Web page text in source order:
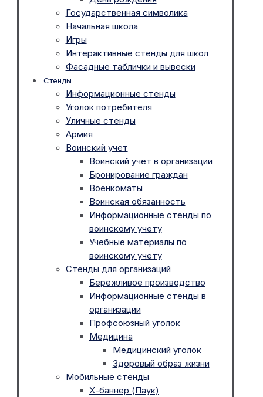
Государственная символика
Начальная школа
Игры
Интерактивные стенды для школ
Фасадные таблички и вывески
Стенды
Информационные стенды
Уголок потребителя
Уличные стенды
Армия
Воинский учет
Воинский учет в организации
Бронирование граждан
Военкоматы
Воинская обязанность
Информационные стенды по
воинскому учету
Учебные материалы по
воинскому учету
Стенды для организаций
Бережливое производство
Информационные стенды в
организации
Профсоюзный уголок
Медицина
Медицинский уголок
Здоровый образ жизни
Мобильные стенды
Х-баннер (Паук)